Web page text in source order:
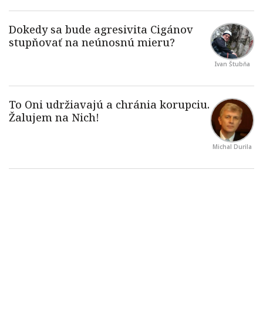
Ivan Štubňa
Michal Durila